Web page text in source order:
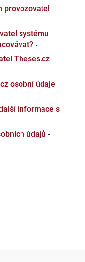
provozovatel
systému
Theses.cz
osobní údaje
informace s
údajů